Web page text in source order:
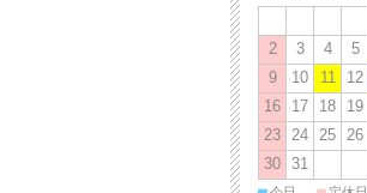
2
3 4 5
9
10 11 12
16
17 18 19
23
24 25 26
30
31